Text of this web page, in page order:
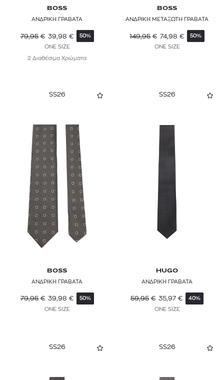
BOSS
ΑΝΔΡΙΚΗ ΓΡΑΒΑΤΑ
79,95 € 39,98 € 50%
ONE SIZE
2 Διαθέσιμα Χρώματα
BOSS
ΑΝΔΡΙΚΗ ΜΕΤΑΞΩΤΗ ΓΡΑΒΑΤΑ
149,95 € 74,98 € 50%
ONE SIZE
SS26
BOSS
ΑΝΔΡΙΚΗ ΓΡΑΒΑΤΑ
79,95 € 39,98 € 50%
ONE SIZE
SS26
HUGO
ΑΝΔΡΙΚΗ ΓΡΑΒΑΤΑ
59,95 € 35,97 € 40%
ONE SIZE
SS26 SS26